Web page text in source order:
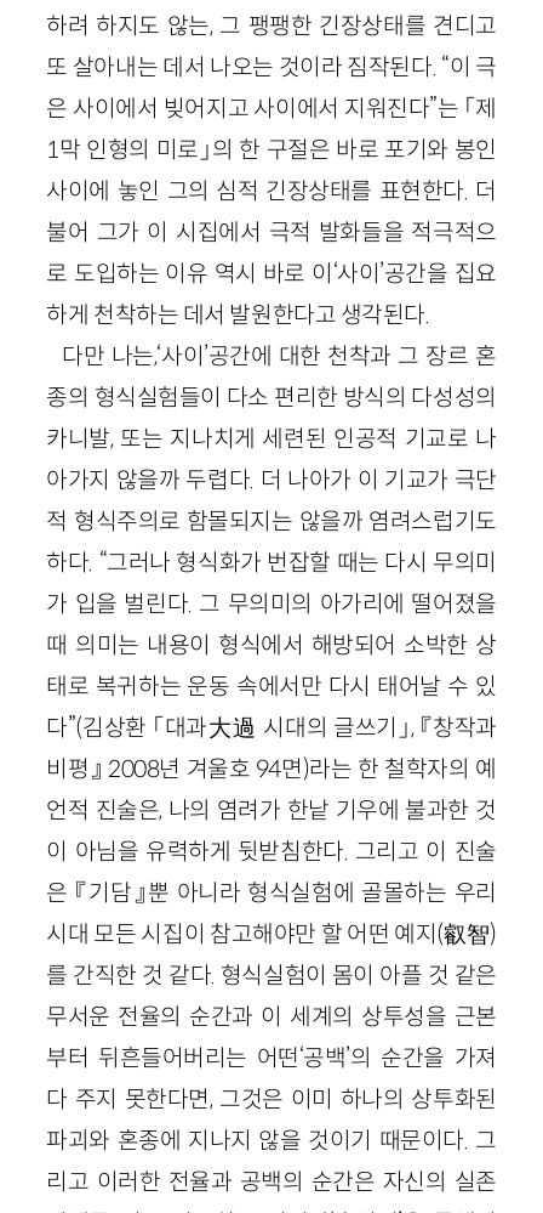
하려 하지도 않는, 그 팽팽한 긴장상태를 견디고
또 살아내는 데서 나오는 것이라 짐작된다. “이 극
은 사이에서 빚어지고 사이에서 지워진다”는 「제
1막 인형의 미로」의 한 구절은 바로 포기와 봉인
사이에 놓인 그의 심적 긴장상태를 표현한다. 더
불어 그가 이 시집에서 극적 발화들을 적극적으
로 도입하는 이유 역시 바로 이‘사이’공간을 집요
하게 천착하는 데서 발원한다고 생각된다.
다만 나는,‘사이’공간에 대한 천착과 그 장르 혼
종의 형식실험들이 다소 편리한 방식의 다성성의
카니발, 또는 지나치게 세련된 인공적 기교로 나
아가지 않을까 두렵다. 더 나아가 이 기교가 극단
적 형식주의로 함몰되지는 않을까 염려스럽기도
하다. “그러나 형식화가 번잡할 때는 다시 무의미
가 입을 벌린다. 그 무의미의 아가리에 떨어졌을
때 의미는 내용이 형식에서 해방되어 소박한 상
태로 복귀하는 운동 속에서만 다시 태어날 수 있
다”(김상환 「대과大過 시대의 글쓰기」, 『창작과
비평』 2008년 겨울호 94면)라는 한 철학자의 예
언적 진술은, 나의 염려가 한낱 기우에 불과한 것
이 아님을 유력하게 뒷받침한다. 그리고 이 진술
은 『기담』뿐 아니라 형식실험에 골몰하는 우리
시대 모든 시집이 참고해야만 할 어떤 예지(叡智)
를 간직한 것 같다. 형식실험이 몸이 아플 것 같은
무서운 전율의 순간과 이 세계의 상투성을 근본
부터 뒤흔들어버리는 어떤‘공백’의 순간을 가져
다 주지 못한다면, 그것은 이미 하나의 상투화된
파괴와 혼종에 지나지 않을 것이기 때문이다. 그
리고 이러한 전율과 공백의 순간은 자신의 실존